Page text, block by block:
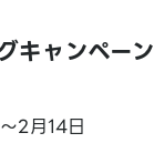
キャンペーン
2月14日